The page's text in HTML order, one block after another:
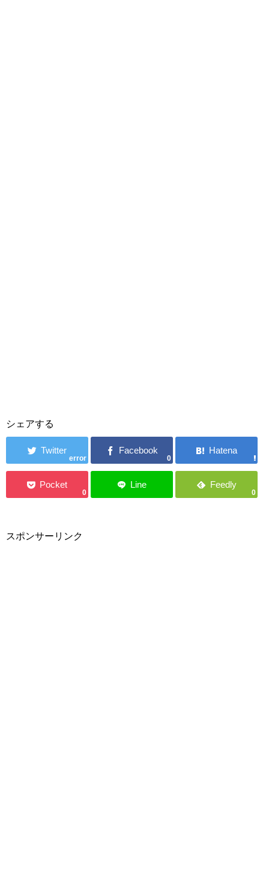
シェアする
error 0
0 0
スポンサーリンク